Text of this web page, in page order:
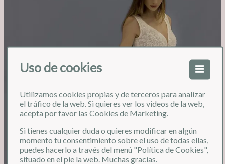
Uso de cookies
Utilizamos cookies propias y de terceros para analizar
el tráfico de la web. Si quieres ver los videos de la web,
acepta por favor las Cookies de Marketing.
Si tienes cualquier duda o quieres modificar en algún
momento tu consentimiento sobre el uso de todas ellas,
puedes hacerlo a través del menú "Política de Cookies",
situado en el pie la web. Muchas gracias.
❮ ❯